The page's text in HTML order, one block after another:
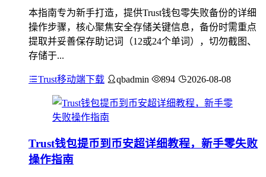
本指南专为新手打造，提供Trust钱包零失败备份的详细
操作步骤，核心聚焦安全存储关键信息，备份时需重点
提取并妥善保存助记词（12或24个单词），切勿截图、
存储于...
Trust移动端下载 qbadmin 894 2026-08-08
Trust钱包提币到币安超详细教程，新手零失败
操作指南